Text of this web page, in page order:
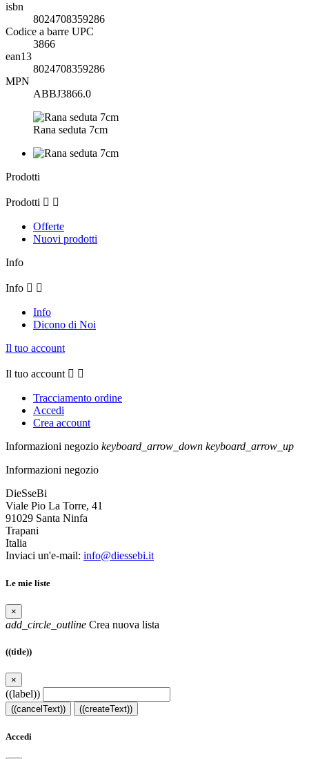
isbn
8024708359286
Codice a barre UPC
3866
ean13
8024708359286
MPN
ABBJ3866.0
Rana seduta 7cm
Prodotti
Prodotti  
Offerte
Nuovi prodotti
Info
Info  
Info
Dicono di Noi
Il tuo account
Il tuo account  
Tracciamento ordine
Accedi
Crea account
Informazioni negozio keyboard_arrow_down keyboard_arrow_up
Informazioni negozio
DieSseBi
Viale Pio La Torre, 41
91029 Santa Ninfa
Trapani
Italia
Inviaci un'e-mail: info@diessebi.it
Le mie liste
×
add_circle_outline Crea nuova lista
((title))
×
((label))
((cancelText)) ((createText))
Accedi